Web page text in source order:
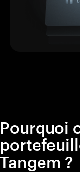
Pourquoi
Tangem ?